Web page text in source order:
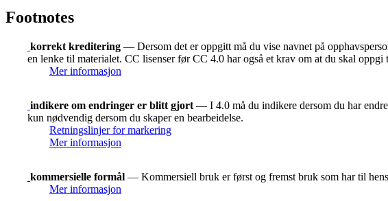
Footnotes
korrekt kreditering — Dersom det er oppgitt må du vise navnet på
en lenke til materialet. CC lisenser før CC 4.0 har også et krav om at du skal
Mer informasjon
indikere om endringer er blitt gjort — I 4.0 må du indikere dersom du har
kun nødvendig dersom du skaper en bearbeidelse.
Retningslinjer for markering
Mer informasjon
kommersielle formål — Kommersiell bruk er først og fremst bruk som har til
Mer informasjon